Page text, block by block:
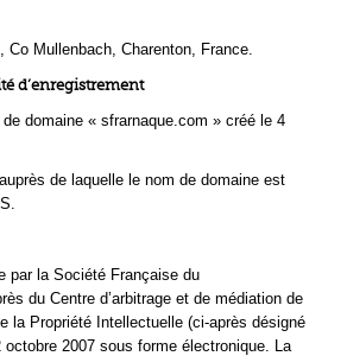
Co Mullenbach, Charenton, France.
d’enregistrement
domaine « sfrarnaque.com » créé le 4
auprès de laquelle le nom de domaine est
par la Société Française du
du Centre d’arbitrage et de médiation de
la Propriété Intellectuelle (ci-après désigné
octobre 2007 sous forme électronique. La